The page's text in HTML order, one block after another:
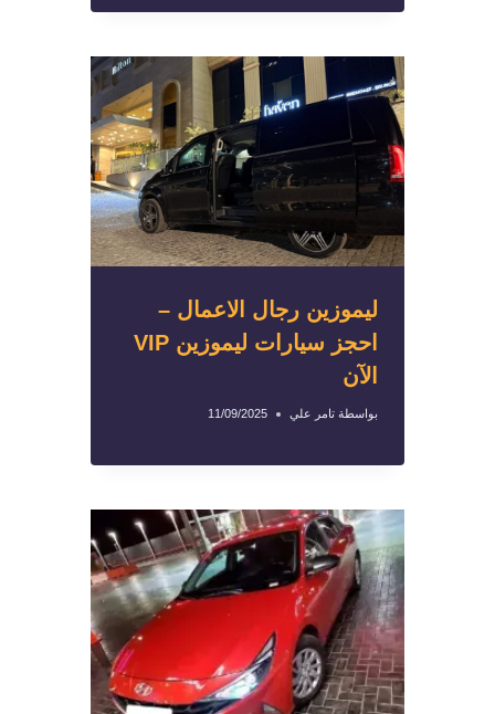
ليموزين رجال الاعمال –
احجز سيارات ليموزين VIP
الآن
بواسطة تامر علي 11/09/2025